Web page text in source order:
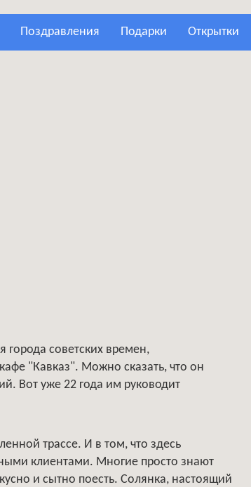
поздравления подарки открытки
советских времен,
"Кавказ". Можно сказать, что он
Вот уже 22 года им руководит
трассе. И в том, что здесь
клиентами. Многие просто знают
и сытно поесть. Солянка, настоящий